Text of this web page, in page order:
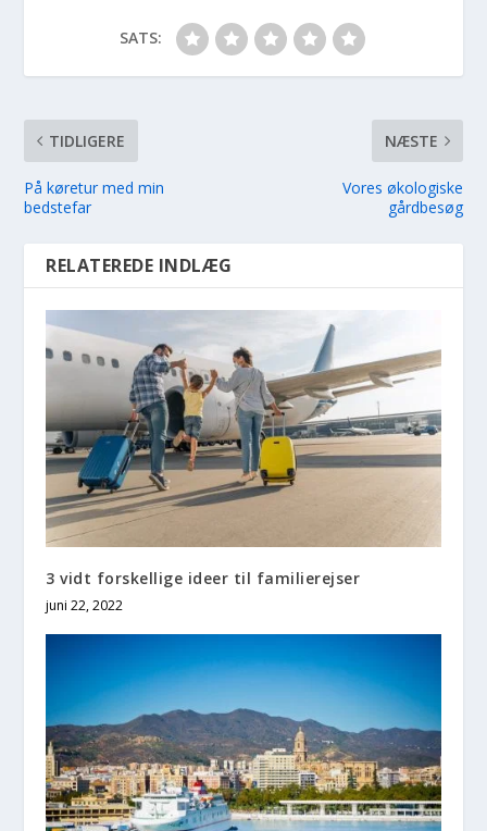
SATS:
TIDLIGERE
På køretur med min
bedstefar
NÆSTE
Vores økologiske
gårdbesøg
RELATEREDE INDLÆG
3 vidt forskellige ideer til familierejser
juni 22, 2022